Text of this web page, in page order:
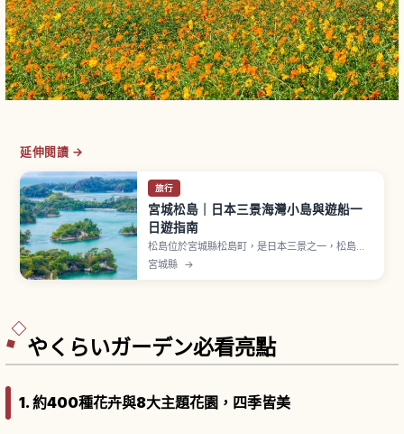
延伸閱讀 →
旅行
宮城松島｜日本三景海灣小島與遊船一
日遊指南
松島位於宮城縣松島町，是日本三景之一，松島灣
散布著許多島嶼，俳人松尾芭蕉也曾造訪。瑞巖寺
宮城縣 →
やくらいガーデン必看亮點
1. 約400種花卉與8大主題花園，四季皆美